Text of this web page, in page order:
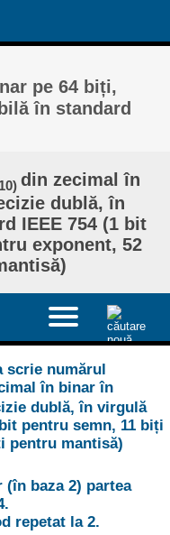
pe 64 biți,
în standard
din zecimal în
dublă, în
IEEE 754 (1 bit
exponent, 52
scrie numărul
în binar în
dublă, în virgulă
pentru semn, 11 biți
pentru mantisă)
baza 2) partea
repetat la 2.